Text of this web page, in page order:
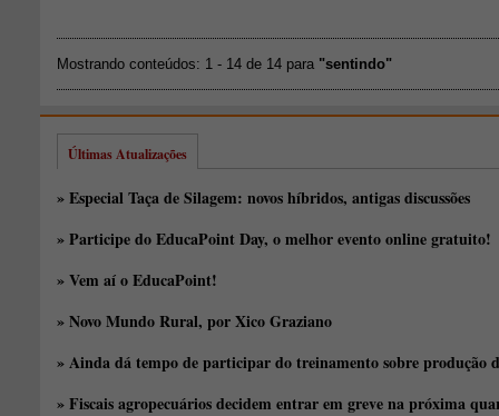
Mostrando conteúdos: 1 - 14 de 14 para "sentindo"
Últimas Atualizações
» Especial Taça de Silagem: novos híbridos, antigas discussões
» Participe do EducaPoint Day, o melhor evento online gratuito!
» Vem aí o EducaPoint!
» Novo Mundo Rural, por Xico Graziano
» Ainda dá tempo de participar do treinamento sobre produção
» Fiscais agropecuários decidem entrar em greve na próxima